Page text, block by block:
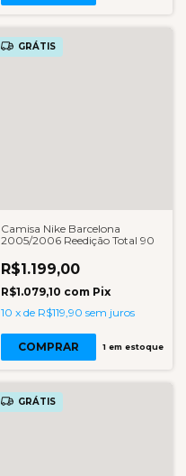
GRÁTIS
Camisa Nike Barcelona
2005/2006 Reedição Total 90
R$1.199,00
R$1.079,10 com Pix
10 x de R$119,90 sem juros
COMPRAR 1 em estoque
GRÁTIS